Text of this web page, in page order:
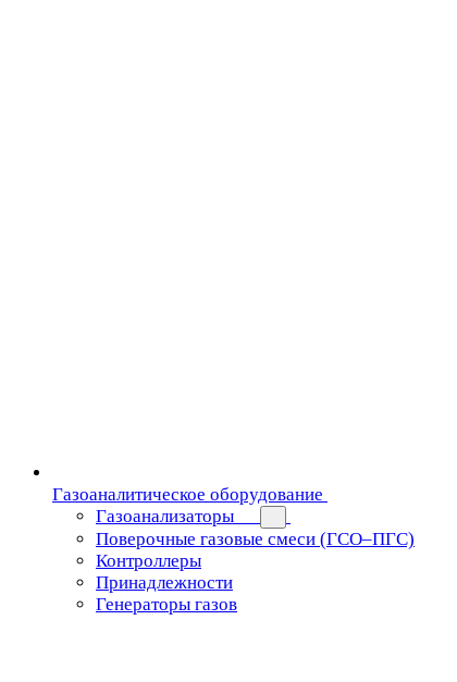
Газоаналитическое оборудование
Газоанализаторы
Поверочные газовые смеси (ГСО–ПГС)
Контроллеры
Принадлежности
Генераторы газов